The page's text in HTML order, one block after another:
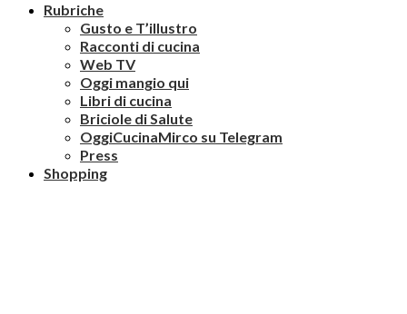
Rubriche
Gusto e T’illustro
Racconti di cucina
Web TV
Oggi mangio qui
Libri di cucina
Briciole di Salute
OggiCucinaMirco su Telegram
Press
Shopping